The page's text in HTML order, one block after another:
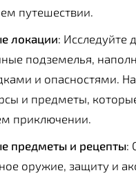
путешествии.
локации: Исследуйте
подземелья,
и опасностями.
и предметы,
приключении.
предметы и рецепты:
оружие, защиту и